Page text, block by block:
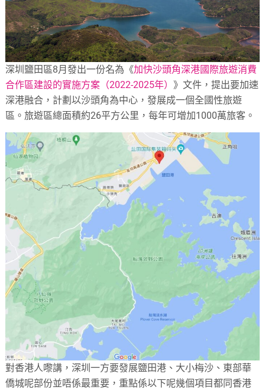
深圳鹽田區8月發出一份名為《加快沙頭角深港國際旅遊消費
合作區建設的實施方案（2022-2025年）》文件，提出要加速
深港融合，計劃以沙頭角為中心，發展成一個全國性旅遊
區。旅遊區總面積約26平方公里，每年可增加1000萬旅客。
對香港人嚟講，深圳一方要發展鹽田港、大小梅沙、東部華
僑城呢部份並唔係最重要，重點係以下呢幾個項目都同香港